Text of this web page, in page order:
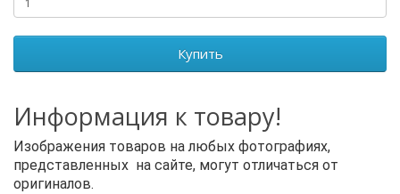
Купить
Информация к товару!
Изображения товаров на любых фотографиях,
представленных на сайте, могут отличаться от
оригиналов.